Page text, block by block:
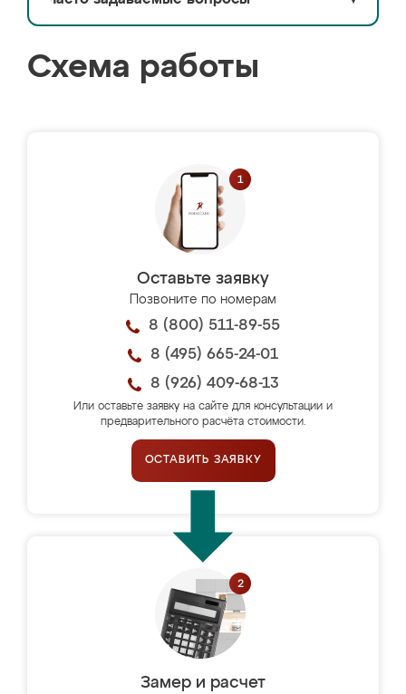
Схема работы
Оставьте заявку
Позвоните по номерам
8 (800) 511-89-55
8 (495) 665-24-01
8 (926) 409-68-13
Или оставьте заявку на сайте для консультации и
предварительного расчёта стоимости.
ОСТАВИТЬ ЗАЯВКУ
Замер и расчет